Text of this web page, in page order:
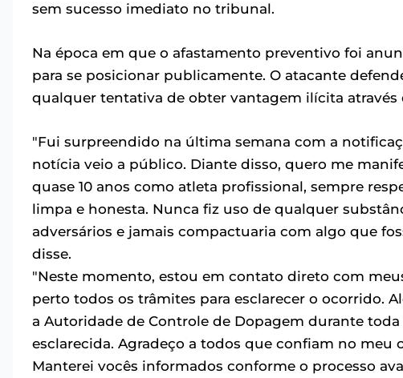
sem sucesso imediato no tribunal.
Na época em que o afastamento preventivo foi
para se posicionar publicamente. O atacante
qualquer tentativa de obter vantagem ilícita através
"Fui surpreendido na última semana com a
notícia veio a público. Diante disso, quero me
quase 10 anos como atleta profissional, sempre
limpa e honesta. Nunca fiz uso de qualquer
adversários e jamais compactuaria com algo que
disse.
"Neste momento, estou em contato direto com
perto todos os trâmites para esclarecer o ocorrido.
a Autoridade de Controle de Dopagem durante
esclarecida. Agradeço a todos que confiam no
Manterei vocês informados conforme o processo